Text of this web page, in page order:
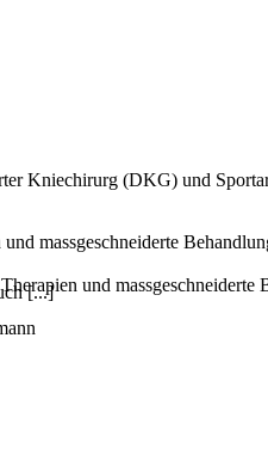
Knie­chirurg (DKG) und
[...]